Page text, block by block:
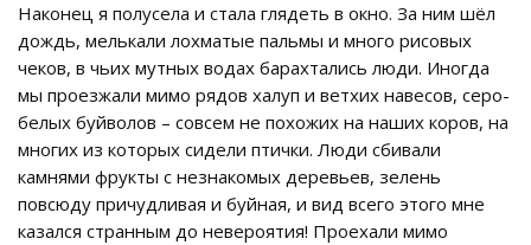
Наконец я полусела и стала глядеть в окно. За ним шёл
дождь, мелькали лохматые пальмы и много рисовых
чеков, в чьих мутных водах барахтались люди. Иногда
мы проезжали мимо рядов халуп и ветхих навесов, серо-
белых буйволов – совсем не похожих на наших коров, на
многих из которых сидели птички. Люди сбивали
камнями фрукты с незнакомых деревьев, зелень
повсюду причудливая и буйная, и вид всего этого мне
казался странным до невероятия! Проехали мимо